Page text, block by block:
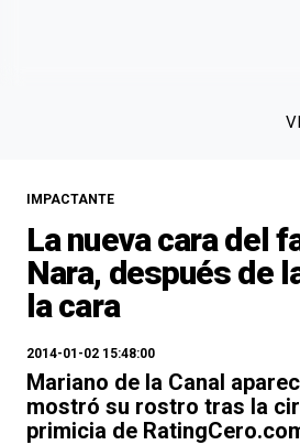
IMPACTANTE
La nueva cara del
Nara, después de
la cara
2014-01-02 15:48:00
Mariano de la Canal
mostró su rostro tras la
primicia de